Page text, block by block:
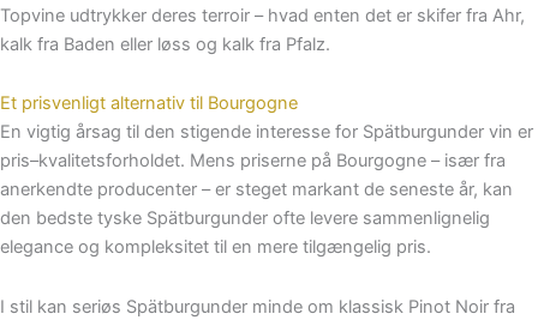
Topvine udtrykker deres terroir – hvad enten det er skifer fra Ahr,
kalk fra Baden eller løss og kalk fra Pfalz.
Et prisvenligt alternativ til Bourgogne
En vigtig årsag til den stigende interesse for Spätburgunder vin er
pris–kvalitetsforholdet. Mens priserne på Bourgogne – især fra
anerkendte producenter – er steget markant de seneste år, kan
den bedste tyske Spätburgunder ofte levere sammenlignelig
elegance og kompleksitet til en mere tilgængelig pris.
I stil kan seriøs Spätburgunder minde om klassisk Pinot Noir fra